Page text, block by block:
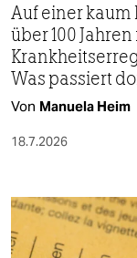
Auf einer
über 100
Was passiert
Von Manuela Heim
18.7.2026